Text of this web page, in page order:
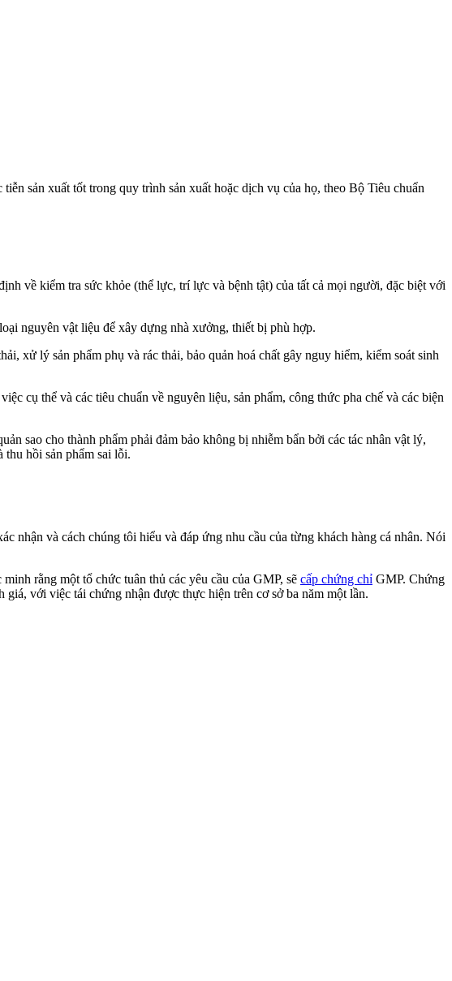
sản xuất tốt trong quy trình sản xuất hoặc dịch vụ của họ, theo Bộ Tiêu chuẩn
về kiểm tra sức khỏe (thể lực, trí lực và bệnh tật) của tất cả mọi người, đặc biệt với
nguyên vật liệu để xây dựng nhà xưởng, thiết bị phù hợp.
xử lý sản phẩm phụ và rác thải, bảo quản hoá chất gây nguy hiểm, kiểm soát sinh
cụ thể và các tiêu chuẩn về nguyên liệu, sản phẩm, công thức pha chế và các biện
sao cho thành phẩm phải đảm bảo không bị nhiễm bẩn bởi các tác nhân vật lý,
hồi sản phẩm sai lỗi.
nhận và cách chúng tôi hiểu và đáp ứng nhu cầu của từng khách hàng cá nhân. Nói
rằng một tổ chức tuân thủ các yêu cầu của GMP, sẽ cấp chứng chỉ GMP. Chứng
với việc tái chứng nhận được thực hiện trên cơ sở ba năm một lần.